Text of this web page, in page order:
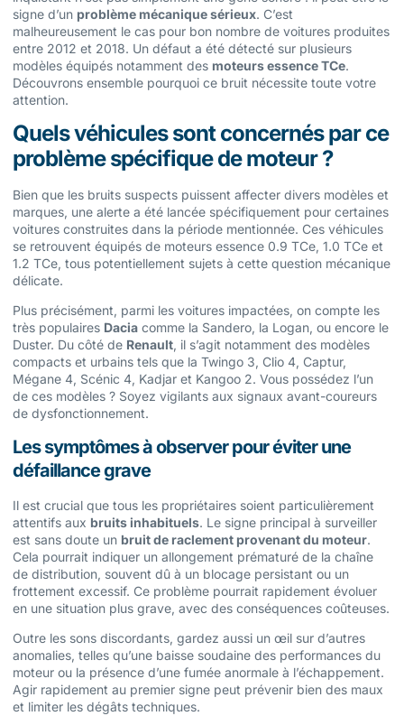
signe d’un problème mécanique sérieux. C’est
malheureusement le cas pour bon nombre de voitures produites
entre 2012 et 2018. Un défaut a été détecté sur plusieurs
modèles équipés notamment des moteurs essence TCe.
Découvrons ensemble pourquoi ce bruit nécessite toute votre
attention.
Quels véhicules sont concernés par ce
problème spécifique de moteur ?
Bien que les bruits suspects puissent affecter divers modèles et
marques, une alerte a été lancée spécifiquement pour certaines
voitures construites dans la période mentionnée. Ces véhicules
se retrouvent équipés de moteurs essence 0.9 TCe, 1.0 TCe et
1.2 TCe, tous potentiellement sujets à cette question mécanique
délicate.
Plus précisément, parmi les voitures impactées, on compte les
très populaires Dacia comme la Sandero, la Logan, ou encore le
Duster. Du côté de Renault, il s’agit notamment des modèles
compacts et urbains tels que la Twingo 3, Clio 4, Captur,
Mégane 4, Scénic 4, Kadjar et Kangoo 2. Vous possédez l’un
de ces modèles ? Soyez vigilants aux signaux avant-coureurs
de dysfonctionnement.
Les symptômes à observer pour éviter une
défaillance grave
Il est crucial que tous les propriétaires soient particulièrement
attentifs aux bruits inhabituels. Le signe principal à surveiller
est sans doute un bruit de raclement provenant du moteur.
Cela pourrait indiquer un allongement prématuré de la chaîne
de distribution, souvent dû à un blocage persistant ou un
frottement excessif. Ce problème pourrait rapidement évoluer
en une situation plus grave, avec des conséquences coûteuses.
Outre les sons discordants, gardez aussi un œil sur d’autres
anomalies, telles qu’une baisse soudaine des performances du
moteur ou la présence d’une fumée anormale à l’échappement.
Agir rapidement au premier signe peut prévenir bien des maux
et limiter les dégâts techniques.